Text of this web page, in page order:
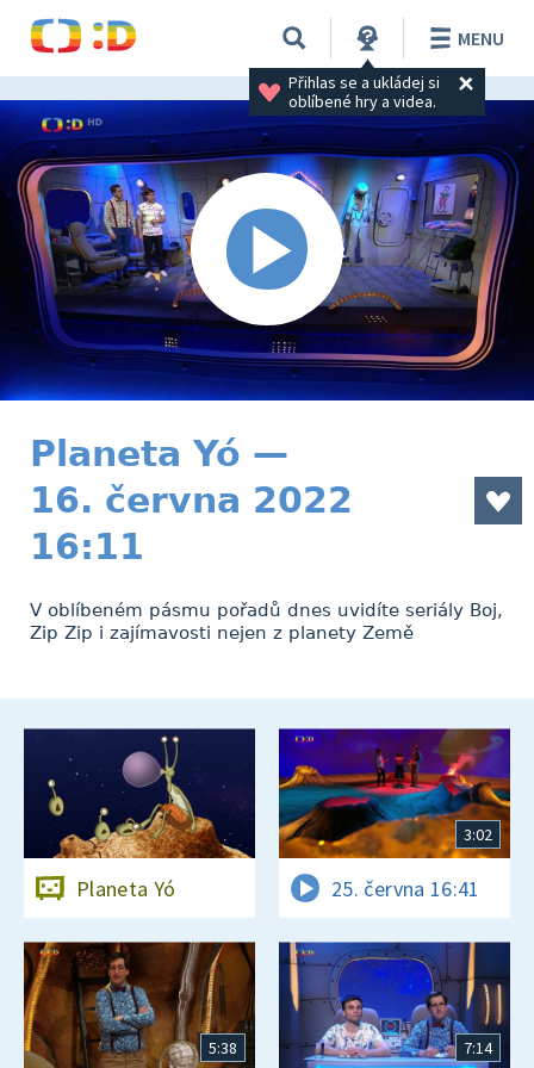
Přihlas se a ukládej si
oblíbené hry a videa.
MENU
Planeta Yó —
16. června 2022
16:11
V oblíbeném pásmu pořadů dnes uvidíte seriály Boj,
Zip Zip i zajímavosti nejen z planety Země
Planeta Yó
3:02
25. června 16:41
5:38 7:14